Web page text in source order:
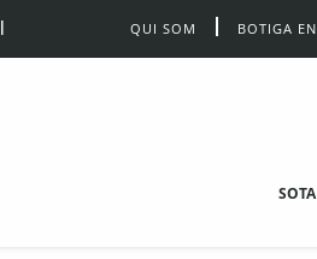
QUI SOM BOTIGA